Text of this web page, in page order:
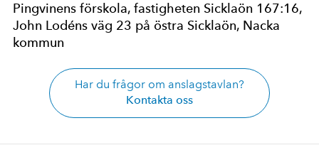
Pingvinens förskola, fastigheten Sicklaön 167:16,
John Lodéns väg 23 på östra Sicklaön, Nacka
kommun
Har du frågor om anslagstavlan?
Kontakta oss